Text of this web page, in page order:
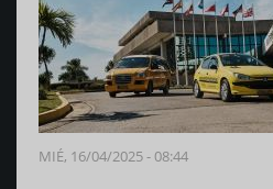
MIÉ, 16/04/2025 - 08:44